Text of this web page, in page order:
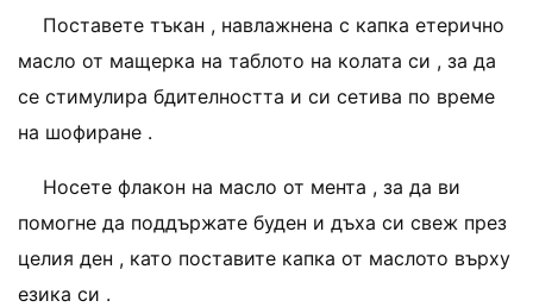
Поставете тъкан , навлажнена с капка етерично
масло от мащерка на таблото на колата си , за да
се стимулира бдителността и си сетива по време
на шофиране .
Носете флакон на масло от мента , за да ви
помогне да поддържате буден и дъха си свеж през
целия ден , като поставите капка от маслото върху
езика си .